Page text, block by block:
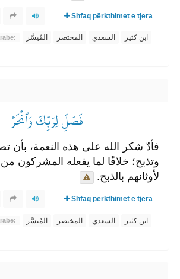
Shfaq përkthimet e tjera
المُيسَّر المختصر السعدي
ابن كثير
فَصَلِّ لِرَبِّكَ وَٱنۡحَرۡ
فأدّ شكر الله على هذه النعمة، بأن
وتذبح؛ خلافًا لما يفعله المشركون
لأوثانهم بالذبح.
Shfaq përkthimet e tjera
المُيسَّر المختصر السعدي
ابن كثير